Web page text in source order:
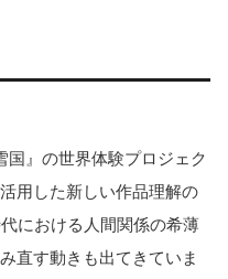
国』の世界体験プロジェク
用した新しい作品理解の
における人間関係の希薄
直す動きも出てきていま